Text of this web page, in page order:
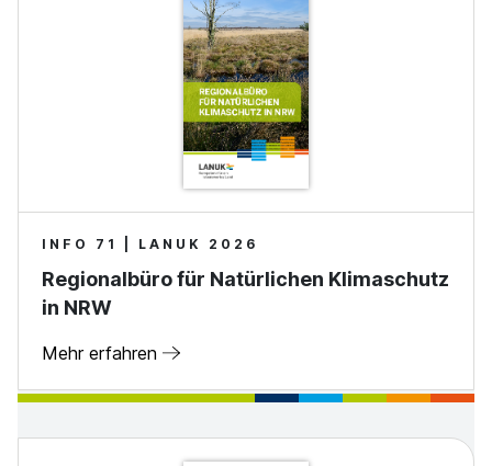
INFO 71 | LANUK 2026
Regionalbüro für Natürlichen Klimaschutz
in NRW
Mehr erfahren